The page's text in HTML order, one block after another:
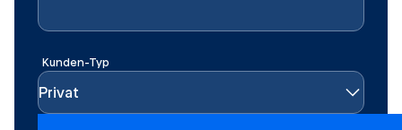
Kunden-Typ
Privat